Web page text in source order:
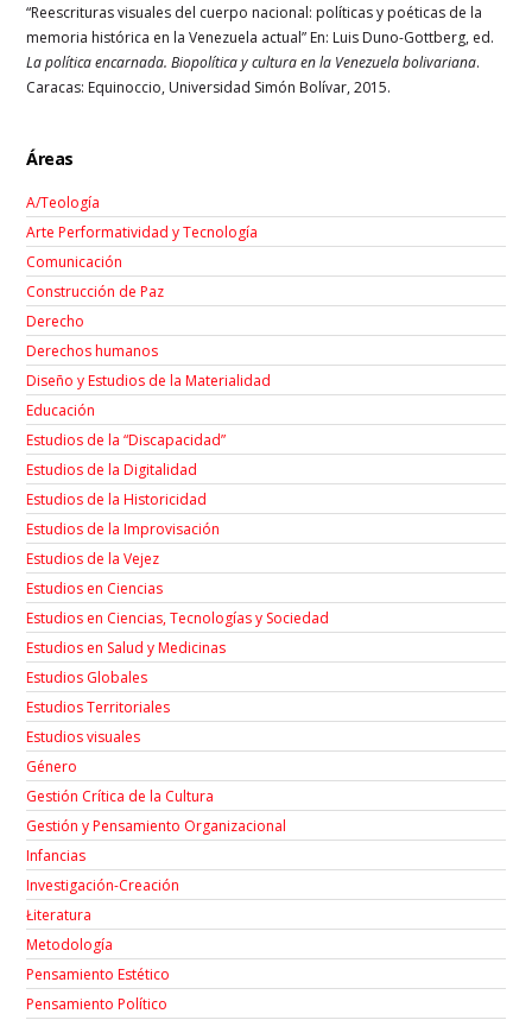
“Reescrituras visuales del cuerpo nacional: políticas y poéticas de la
memoria histórica en la Venezuela actual” En: Luis Duno-Gottberg, ed.
La política encarnada. Biopolítica y cultura en la Venezuela bolivariana.
Caracas: Equinoccio, Universidad Simón Bolívar, 2015.
Áreas
A/Teología
Arte Performatividad y Tecnología
Comunicación
Construcción de Paz
Derecho
Derechos humanos
Diseño y Estudios de la Materialidad
Educación
Estudios de la “Discapacidad”
Estudios de la Digitalidad
Estudios de la Historicidad
Estudios de la Improvisación
Estudios de la Vejez
Estudios en Ciencias
Estudios en Ciencias, Tecnologías y Sociedad
Estudios en Salud y Medicinas
Estudios Globales
Estudios Territoriales
Estudios visuales
Género
Gestión Crítica de la Cultura
Gestión y Pensamiento Organizacional
Infancias
Investigación-Creación
Łiteratura
Metodología
Pensamiento Estético
Pensamiento Político